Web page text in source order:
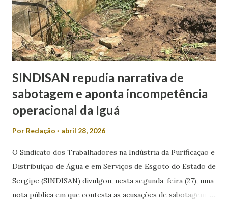
preferiram não responder, além de votos brancos e nulos,
chega a 22,6%. O levantamento também mediu a rejeição
dos candidatos. Nesse...
SINDISAN repudia narrativa de
sabotagem e aponta incompetência
operacional da Iguá
Por Redação abril 28, 2026
O Sindicato dos Trabalhadores na Indústria da Purificação e
Distribuição de Água e em Serviços de Esgoto do Estado de
Sergipe (SINDISAN) divulgou, nesta segunda-feira (27), uma
nota pública em que contesta as acusações de sabotagem